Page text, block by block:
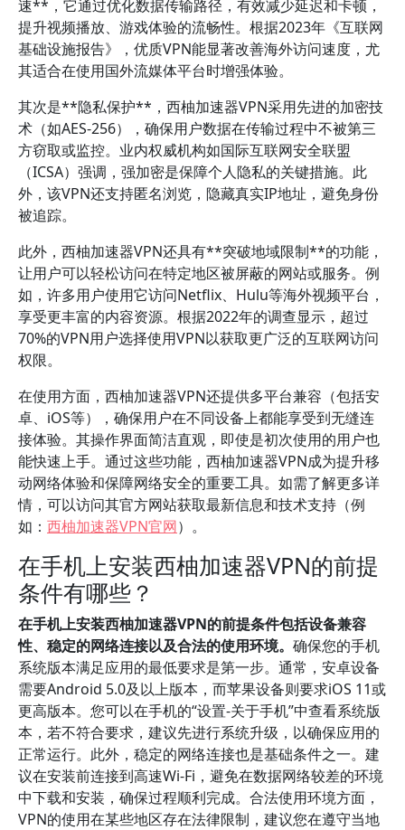
速**，它通过优化数据传输路径，有效减少延迟和卡顿，
提升视频播放、游戏体验的流畅性。根据2023年《互联网
基础设施报告》，优质VPN能显著改善海外访问速度，尤
其适合在使用国外流媒体平台时增强体验。
其次是**隐私保护**，西柚加速器VPN采用先进的加密技
术（如AES-256），确保用户数据在传输过程中不被第三
方窃取或监控。业内权威机构如国际互联网安全联盟
（ICSA）强调，强加密是保障个人隐私的关键措施。此
外，该VPN还支持匿名浏览，隐藏真实IP地址，避免身份
被追踪。
此外，西柚加速器VPN还具有**突破地域限制**的功能，
让用户可以轻松访问在特定地区被屏蔽的网站或服务。例
如，许多用户使用它访问Netflix、Hulu等海外视频平台，
享受更丰富的内容资源。根据2022年的调查显示，超过
70%的VPN用户选择使用VPN以获取更广泛的互联网访问
权限。
在使用方面，西柚加速器VPN还提供多平台兼容（包括安
卓、iOS等），确保用户在不同设备上都能享受到无缝连
接体验。其操作界面简洁直观，即使是初次使用的用户也
能快速上手。通过这些功能，西柚加速器VPN成为提升移
动网络体验和保障网络安全的重要工具。如需了解更多详
情，可以访问其官方网站获取最新信息和技术支持（例
如： 西柚加速器VPN官网）。
在手机上安装西柚加速器VPN的前提
条件有哪些？
在手机上安装西柚加速器VPN的前提条件包括设备兼容
性、稳定的网络连接以及合法的使用环境。 确保您的手机
系统版本满足应用的最低要求是第一步。通常，安卓设备
需要Android 5.0及以上版本，而苹果设备则要求iOS 11或
更高版本。您可以在手机的“设置-关于手机”中查看系统版
本，若不符合要求，建议先进行系统升级，以确保应用的
正常运行。此外，稳定的网络连接也是基础条件之一。建
议在安装前连接到高速Wi-Fi，避免在数据网络较差的环境
中下载和安装，确保过程顺利完成。合法使用环境方面，
VPN的使用在某些地区存在法律限制，建议您在遵守当地